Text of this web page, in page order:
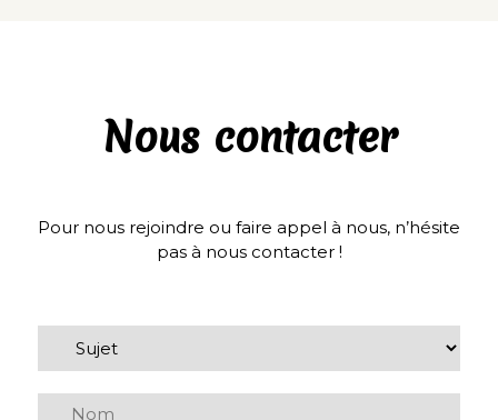
Nous contacter
Pour nous rejoindre ou faire appel à nous, n’hésite
pas à nous contacter !